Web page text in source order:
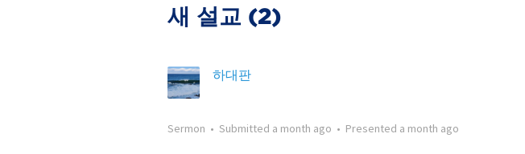
새 설교 (2)
하대판
Sermon • Submitted a month ago • Presented a month ago